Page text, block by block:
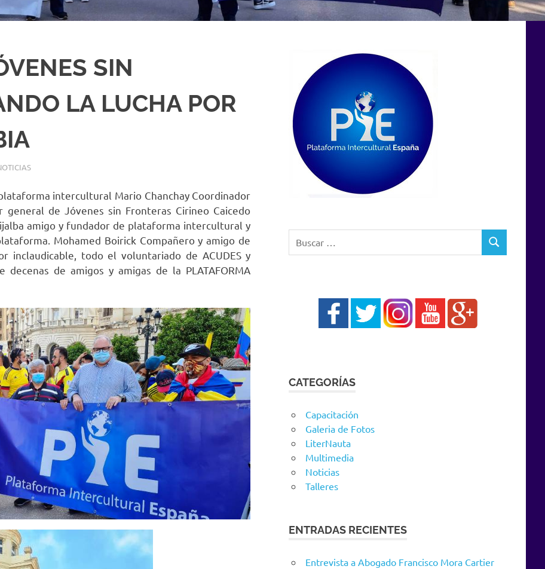
SIN
LA LUCHA POR
intercultural Mario Chanchay Coordinador
general de Jóvenes sin Fronteras Cirineo Caicedo
amigo y fundador de plataforma intercultural y
Mohamed Boirick Compañero y amigo de
inclaudicable, todo el voluntariado de ACUDES y
de amigos y amigas de la PLATAFORMA
BUSCAR
CATEGORÍAS
Capacitación
Galeria de Fotos
LiterNauta
Multimedia
Noticias
Talleres
ENTRADAS RECIENTES
Entrevista a Abogado Francisco Mora Cartier